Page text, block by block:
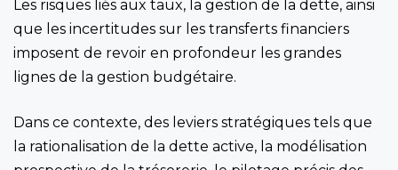
Les risques liés aux taux, la gestion de la dette, ainsi
que les incertitudes sur les transferts financiers
imposent de revoir en profondeur les grandes
lignes de la gestion budgétaire.
Dans ce contexte, des leviers stratégiques tels que
la rationalisation de la dette active, la modélisation